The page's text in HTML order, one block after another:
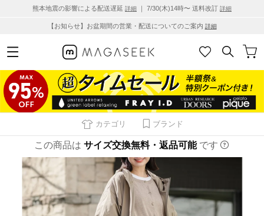
熊本地震の影響による配送遅延 詳細 ｜ 7/30(木)14時〜 送料改訂 詳細
【お知らせ】お盆期間の営業・配送についてのご案内 詳細
カテゴリ ブランド
この商品は サイズ交換無料・返品可能 です